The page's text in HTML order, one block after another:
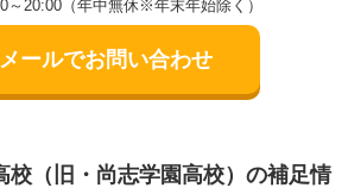
～20:00（年中無休※年末年始除く）
メールでお問い合わせ
校（旧・尚志学園高校）の補足情